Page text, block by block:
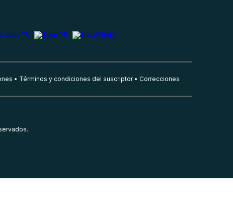
Términos y condiciones del suscriptor Correcciones